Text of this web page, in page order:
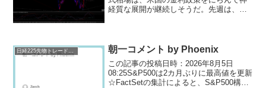
経質な展開が継続しそうだ。先週は、パ
し、株式市場は下...
朝一コメント by Phoenix
この記事の投稿日時：2026年8月5日
08:25S&P500は2カ月ぶりに最高値を更新
☆FactSetの集計によると、S&P500構成